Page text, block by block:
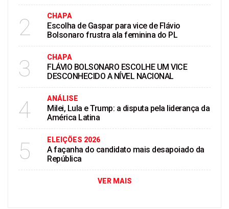
2 CHAPA
Escolha de Gaspar para vice de Flávio
Bolsonaro frustra ala feminina do PL
3 CHAPA
FLÁVIO BOLSONARO ESCOLHE UM VICE
DESCONHECIDO A NÍVEL NACIONAL
4 ANÁLISE
Milei, Lula e Trump: a disputa pela liderança da
América Latina
5 ELEIÇÖES 2026
A façanha do candidato mais desapoiado da
República
VER MAIS